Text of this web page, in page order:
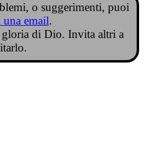
o suggerimenti, puoi
una email.
gloria di Dio. Invita altri a